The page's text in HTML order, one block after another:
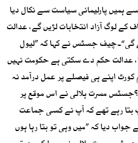
ہمیں پارلیمانی سیاست سے نکال دیا
لوگ آزاد انتخابات لڑیں گے، عدالت
جسٹس نے کہا کہ ”لیول
عدالت حکم دے سکتی ہے حکومت نہیں
اپنے ہی فیصلے پر عمل درآمد نہ
مسرت ہلالی نے اس موقع پر
رہے تھے کہ آپ نے کسی جماعت
دیا کہ ”میں وہی تو بتا رہا ہوں